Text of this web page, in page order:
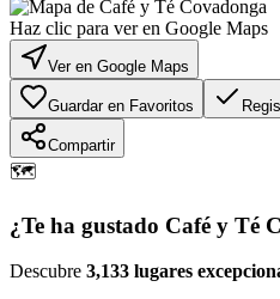
Haz clic para ver en Google Maps
Ver en Google Maps
Guardar en Favoritos
Compartir
🗺️
¿Te ha gustado Café y Té
Descubre 3,133 lugares